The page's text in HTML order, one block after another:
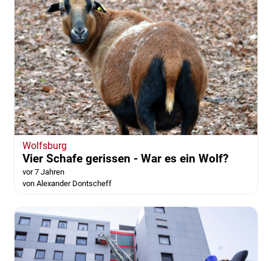
Wolfsburg
Vier Schafe gerissen - War es ein Wolf?
vor 7 Jahren
von Alexander Dontscheff